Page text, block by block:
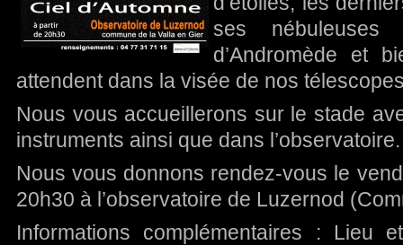
ses nébuleuses
d’Andromède et
attendent dans la visée de nos
Nous vous accueillerons sur le stade
instruments ainsi que dans l’observatoire.
Nous vous donnons rendez-vous le
20h30 à l’observatoire de Luzernod
Informations complémentaires : Lieu